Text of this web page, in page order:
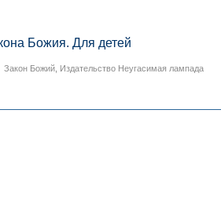
Божия. Для детей
Закон Божий Издательство Неугасимая лампада